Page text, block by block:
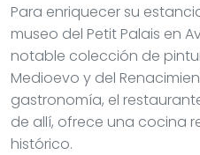
Para enriquecer su
museo del Petit Palais en
notable colección de
Medioevo y del
gastronomía, el
de allí, ofrece una cocina
histórico.